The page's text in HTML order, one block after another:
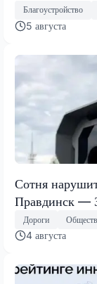
Благоустройство
5 августа
Сотня
Правдинск —
Дороги
4 августа